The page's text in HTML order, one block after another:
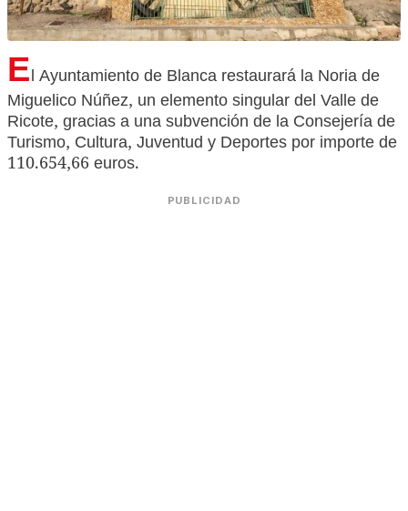
El Ayuntamiento de Blanca restaurará la Noria de
Miguelico Núñez, un elemento singular del Valle de
Ricote, gracias a unasubvención de la Consejería de
Turismo, Cultura, Juventud y Deportes por importe de
110.654,66 euros.
PUBLICIDAD